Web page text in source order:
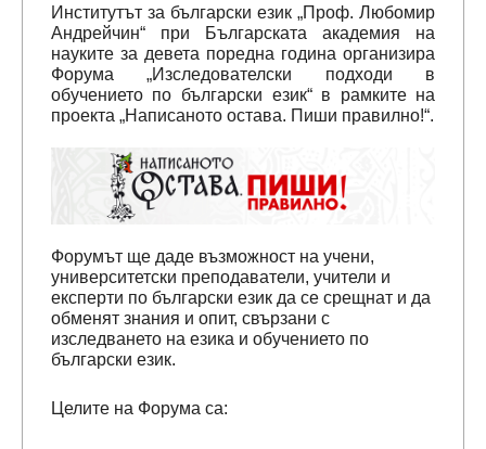
Институтът за български език „Проф. Любомир
Андрейчин“ при Българската академия на
науките за девета поредна година организира
Форума „Изследователски подходи в
обучението по български език“ в рамките на
проекта „Написаното остава. Пиши правилно!“.
Форумът ще даде възможност на учени,
университетски преподаватели, учители и
експерти по български език да се срещнат и да
обменят знания и опит, свързани с
изследването на езика и обучението по
български език.
Целите на Форума са: